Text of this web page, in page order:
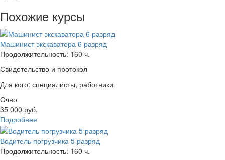
Похожие курсы
Машинист экскаватора 6 разряд
Продолжительность: 160 ч.
Свидетельство и протокол
Для кого: специалисты, работники
Очно
35 000 руб.
Подробнее
Водитель погрузчика 5 разряд
Продолжительность: 160 ч.